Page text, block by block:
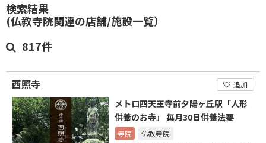
検索結果
(仏教寺院関連の店舗/施設一覧）
817件
西照寺 追加
メトロ四天王寺前夕陽ヶ丘駅「人形
供養のお寺」 毎月30日供養法要
寺院 仏教寺院